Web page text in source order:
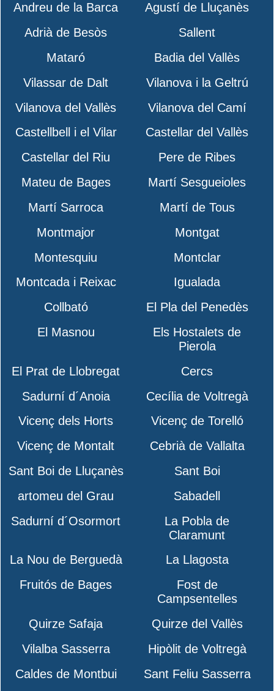
Andreu de la Barca
Agustí de Lluçanès
Adrià de Besòs
Sallent
Mataró
Badia del Vallès
Vilassar de Dalt
Vilanova i la Geltrú
Vilanova del Vallès
Vilanova del Camí
Castellbell i el Vilar
Castellar del Vallès
Castellar del Riu
Pere de Ribes
Mateu de Bages
Martí Sesgueioles
Martí Sarroca
Martí de Tous
Montmajor
Montgat
Montesquiu
Montclar
Montcada i Reixac
Igualada
Collbató
El Pla del Penedès
El Masnou
Els Hostalets de
Pierola
El Prat de Llobregat
Cercs
Sadurní d´Anoia
Cecília de Voltregà
Vicenç dels Horts
Vicenç de Torelló
Vicenç de Montalt
Cebrià de Vallalta
Sant Boi de Lluçanès
Sant Boi
artomeu del Grau
Sabadell
Sadurní d´Osormort
La Pobla de
Claramunt
La Nou de Berguedà
La Llagosta
Fruitós de Bages
Fost de
Campsentelles
Quirze Safaja
Quirze del Vallès
Vilalba Sasserra
Hipòlit de Voltregà
Caldes de Montbui
Sant Feliu Sasserra